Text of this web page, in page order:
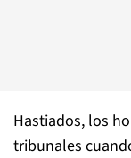
Hastiados, los
tribunales